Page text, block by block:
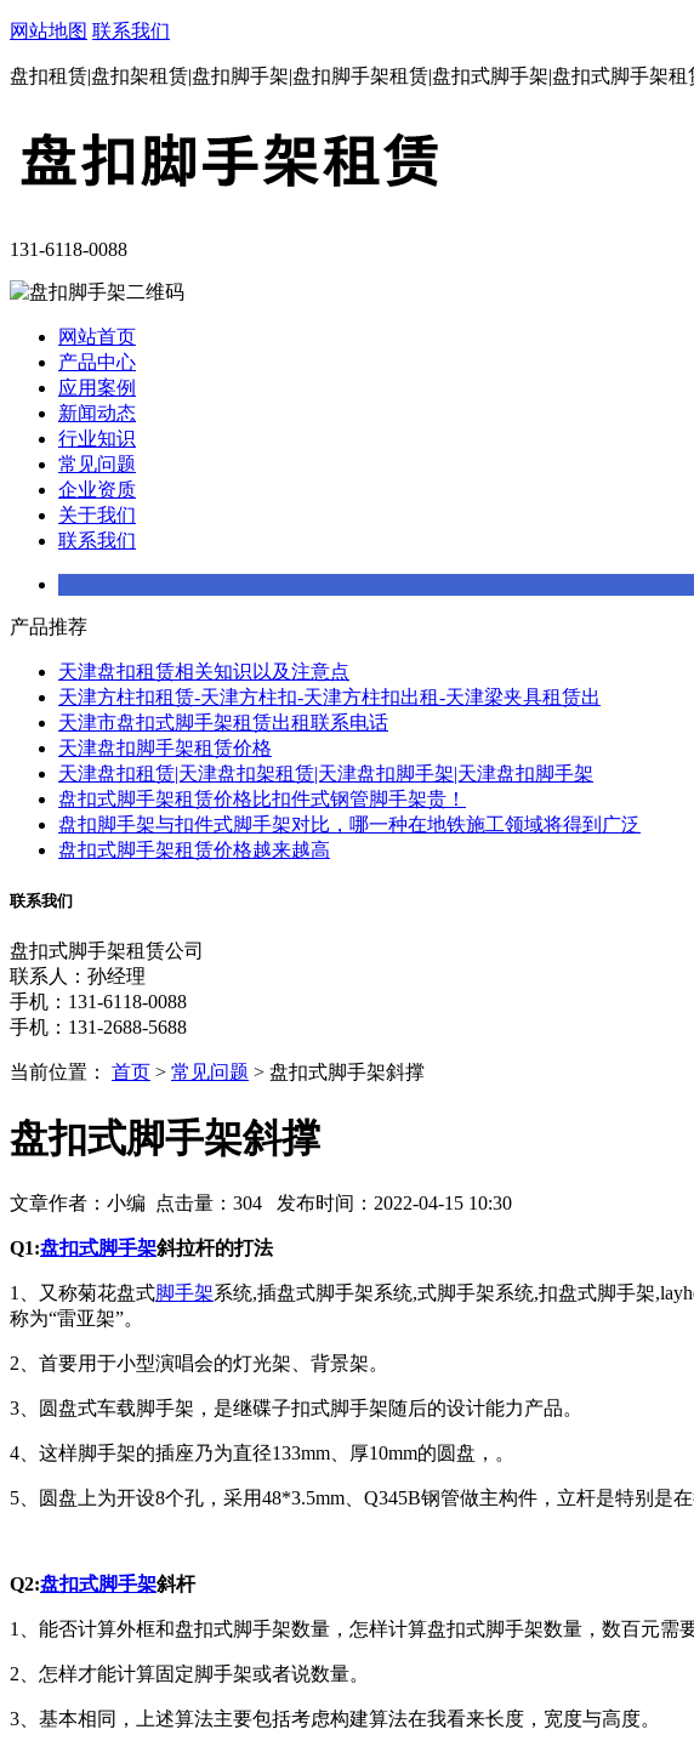
网站地图 联系我们
盘扣租赁|盘扣架租赁|盘扣脚手架|盘扣脚手架租赁|盘扣式脚手架|盘扣式脚手架
131-6118-0088
网站首页
产品中心
应用案例
新闻动态
行业知识
常见问题
企业资质
关于我们
联系我们
产品推荐
天津盘扣租赁相关知识以及注意点
天津方柱扣租赁-天津方柱扣-天津方柱扣出租-天津梁夹具租赁出
天津市盘扣式脚手架租赁出租联系电话
天津盘扣脚手架租赁价格
天津盘扣租赁|天津盘扣架租赁|天津盘扣脚手架|天津盘扣脚手架
盘扣式脚手架租赁价格比扣件式钢管脚手架贵！
盘扣脚手架与扣件式脚手架对比，哪一种在地铁施工领域将得到广泛
盘扣式脚手架租赁价格越来越高
联系我们
盘扣式脚手架租赁公司
联系人：孙经理
手机：131-6118-0088
手机：131-2688-5688
当前位置： 首页 > 常见问题 > 盘扣式脚手架斜撑
盘扣式脚手架斜撑
文章作者：小编 点击量： 304 发布时间：2022-04-15 10:30
Q1:盘扣式脚手架斜拉杆的打法
1、又称菊花盘式脚手架系统,插盘式脚手架系统,式脚手架系统,扣盘式脚手架
称为“雷亚架”。
2、首要用于小型演唱会的灯光架、背景架。
3、圆盘式车载脚手架，是继碟子扣式脚手架随后的设计能力产品。
4、这样脚手架的插座乃为直径133mm、厚10mm的圆盘，。
5、圆盘上为开设8个孔，采用48*3.5mm、Q345B钢管做主构件，立杆是特别是
Q2:盘扣式脚手架斜杆
1、能否计算外框和盘扣式脚手架数量，怎样计算盘扣式脚手架数量，数百元需
2、怎样才能计算固定脚手架或者说数量。
3、基本相同，上述算法主要包括考虑构建算法在我看来长度，宽度与高度。